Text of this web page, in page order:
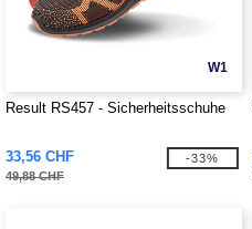
W1
Result RS457 - Sicherheitsschuhe
33,56 CHF
49,88 CHF
-33%